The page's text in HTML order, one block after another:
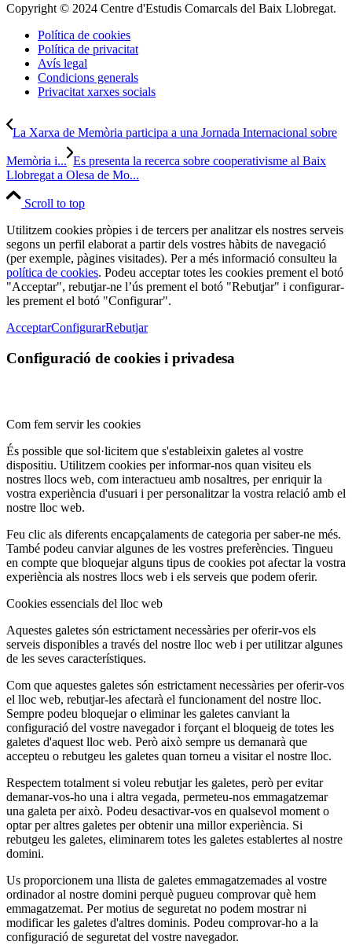
Copyright © 2024 Centre d'Estudis Comarcals del Baix Llobregat.
Política de cookies
Política de privacitat
Avís legal
Condicions generals
Privacitat xarxes socials
La Xarxa de Memòria participa a una Jornada Internacional sobre
Memòria i... Es presenta la recerca sobre cooperativisme al Baix
Llobregat a Olesa de Mo...
Scroll to top
Utilitzem cookies pròpies i de tercers per analitzar els nostres serveis
segons un perfil elaborat a partir dels vostres hàbits de navegació
(per exemple, pàgines visitades). Per a més informació consulteu la
política de cookies. Podeu acceptar totes les cookies prement el botó
"Acceptar", rebutjar-ne l’ús prement el botó "Rebutjar" i configurar-
les prement el botó "Configurar".
AcceptarConfigurarRebutjar
Configuració de cookies i privadesa
Com fem servir les cookies
És possible que sol·licitem que s'estableixin galetes al vostre
dispositiu. Utilitzem cookies per informar-nos quan visiteu els
nostres llocs web, com interactueu amb nosaltres, per enriquir la
vostra experiència d'usuari i per personalitzar la vostra relació amb el
nostre lloc web.
Feu clic als diferents encapçalaments de categoria per saber-ne més.
També podeu canviar algunes de les vostres preferències. Tingueu
en compte que bloquejar alguns tipus de cookies pot afectar la vostra
experiència als nostres llocs web i els serveis que podem oferir.
Cookies essencials del lloc web
Aquestes galetes són estrictament necessàries per oferir-vos els
serveis disponibles a través del nostre lloc web i per utilitzar algunes
de les seves característiques.
Com que aquestes galetes són estrictament necessàries per oferir-vos
el lloc web, rebutjar-les afectarà el funcionament del nostre lloc.
Sempre podeu bloquejar o eliminar les galetes canviant la
configuració del vostre navegador i forçant el bloqueig de totes les
galetes d'aquest lloc web. Però això sempre us demanarà que
accepteu o rebutgeu les galetes quan torneu a visitar el nostre lloc.
Respectem totalment si voleu rebutjar les galetes, però per evitar
demanar-vos-ho una i altra vegada, permeteu-nos emmagatzemar
una galeta per això. Podeu desactivar-vos en qualsevol moment o
optar per altres galetes per obtenir una millor experiència. Si
rebutgeu les galetes, eliminarem totes les galetes establertes al nostre
domini.
Us proporcionem una llista de galetes emmagatzemades al vostre
ordinador al nostre domini perquè pugueu comprovar què hem
emmagatzemat. Per motius de seguretat no podem mostrar ni
modificar les galetes d'altres dominis. Podeu comprovar-ho a la
configuració de seguretat del vostre navegador.